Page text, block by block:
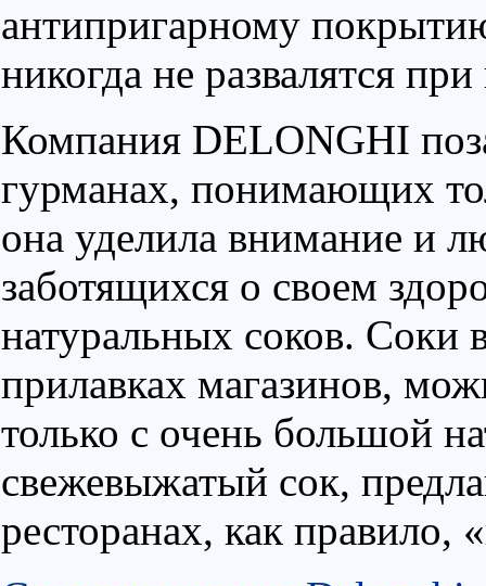
антипригарному
никогда не развалятся
Компания DELONGHI
гурманах, понимающих
она уделила внимание и
заботящихся о своем
натуральных соков. Соки
прилавках магазинов,
только с очень большой
свежевыжатый сок,
ресторанах, как правило,